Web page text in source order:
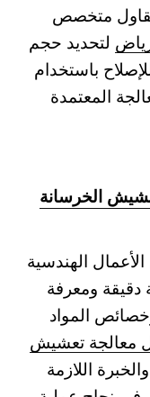
متخصص
لتحديد حجم
باستخدام
المعتمدة
الخرسانة
الهندسية
ومعرفة
المواد
معالجة تعشيش
اللازمة